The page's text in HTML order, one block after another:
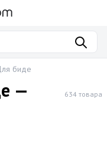
биде
—
634 товара